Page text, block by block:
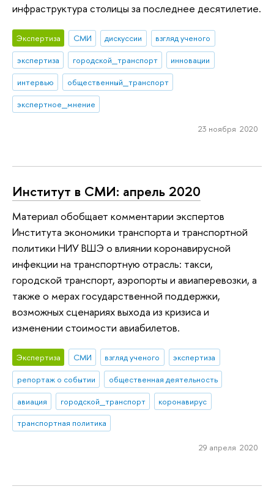
инфраструктура столицы за последнее десятилетие.
Экспертиза СМИ дискуссии
взгляд ученого
экспертиза
городской_транспорт
инновации
интервью
общественный_транспорт
экспертное_мнение
23 ноября 2020
Институт в СМИ: апрель 2020
Материал обобщает комментарии экспертов
Института экономики транспорта и транспортной
политики НИУ ВШЭ о влиянии коронавирусной
инфекции на транспортную отрасль: такси,
городской транспорт, аэропорты и авиаперевозки, а
также о мерах государственной поддержки,
возможных сценариях выхода из кризиса и
изменении стоимости авиабилетов.
Экспертиза СМИ взгляд ученого
экспертиза
репортаж о событии
общественная деятельность
авиация
городской_транспорт
коронавирус
транспортная политика
29 апреля 2020